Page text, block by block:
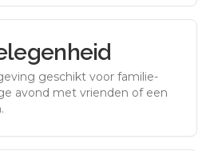
geschikt voor familie-
avond met vrienden of een